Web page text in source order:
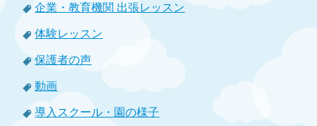
企業・教育機関 出張レッスン
体験レッスン
保護者の声
動画
導入スクール・園の様子